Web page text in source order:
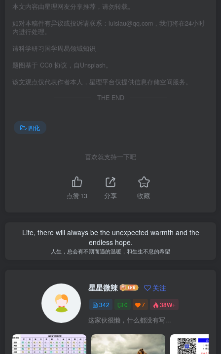
本文内容由星理网友分享推荐，请勿转载。
如对本稿件有异议或投诉请联系：luislau@qq.com，我们将在24小时
内进行处理。
请科学研习国学周易领域知识
题图基于 CC0 协议，自Unsplash。
该文观点仅代表作者本人，星理平台仅提供信息存储空间服务。
THE END
四化
喜欢就支持一下吧
点赞13 分享 收藏
Life, there will always be the unexpected warmth and the
endless hope.
人生，总会有不期而遇的温暖，和生生不息的希望
星星微辣 关注
342 0 7 38W+
这家伙很懒，什么都没有写...